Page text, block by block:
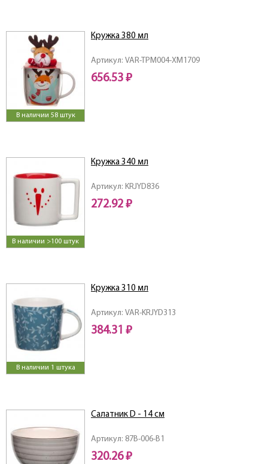
В наличии 58 штук
Артикул: VAR-TPM004-XM1709
Кружка 380 мл
656.53 ₽
В наличии >100 штук
Артикул: KRJYD836
Кружка 340 мл
272.92 ₽
В наличии 1 штука
Артикул: VAR-KRJYD313
Кружка 310 мл
384.31 ₽
Артикул: 87B-006-B1
Салатник D - 14 см
320.26 ₽